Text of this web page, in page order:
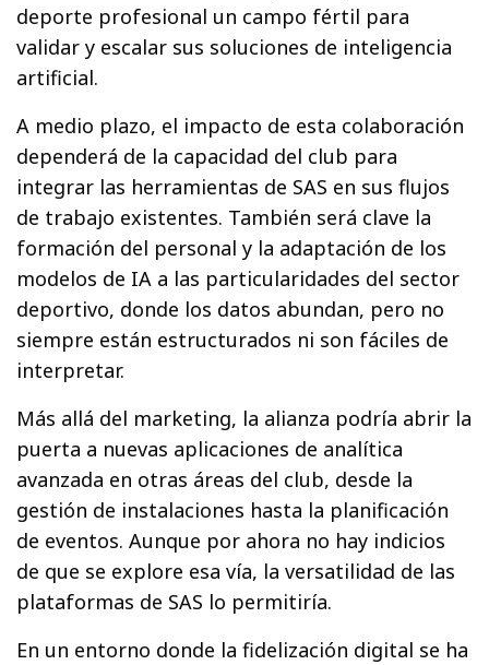
deporte profesional un campo fértil para
validar y escalar sus soluciones de inteligencia
artificial.
A medio plazo, el impacto de esta colaboración
dependerá de la capacidad del club para
integrar las herramientas de SAS en sus flujos
de trabajo existentes. También será clave la
formación del personal y la adaptación de los
modelos de IA a las particularidades del sector
deportivo, donde los datos abundan, pero no
siempre están estructurados ni son fáciles de
interpretar.
Más allá del marketing, la alianza podría abrir la
puerta a nuevas aplicaciones de analítica
avanzada en otras áreas del club, desde la
gestión de instalaciones hasta la planificación
de eventos. Aunque por ahora no hay indicios
de que se explore esa vía, la versatilidad de las
plataformas de SAS lo permitiría.
En un entorno donde la fidelización digital se ha